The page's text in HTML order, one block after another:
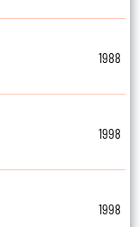
1988
1998
1998